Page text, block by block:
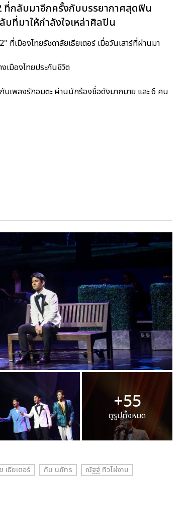
ที่กลับมาอีกครั้งกับบรรยากาศสุดฟิน
บที่มาให้กำลังใจเหล่าศิลปิน
เมืองไทยรัชดาลัยเธียเตอร์ เมื่อวันเสาร์ที่ผ่านมา
เมืองไทยประกันชีวิต
เพลงรักอมตะ ผ่านนักร้องชื่อดังมากมาย และ 6 คน
+55
ดูรูปทั้งหมด
เธียเตอร์ กัน นภัทร
ณัฐฐ์ ทิวไผ่งาม